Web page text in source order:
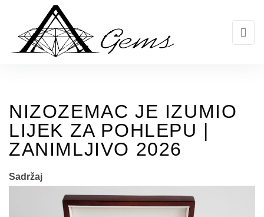
NIZOZEMAC JE IZUMIO
LIJEK ZA POHLEPU |
ZANIMLJIVO 2026
Sadržaj